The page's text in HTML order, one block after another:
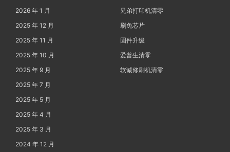
2026 年 1 月
2025 年 12 月
2025 年 11 月
2025 年 10 月
2025 年 9 月
2025 年 7 月
2025 年 5 月
2025 年 4 月
2025 年 3 月
2024 年 12 月
兄弟打印机清零
刷免芯片
固件升级
爱普生清零
软诚修刷机清零